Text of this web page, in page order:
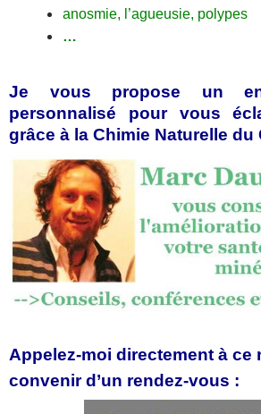
anosmie, l’agueusie, polypes
…
Je vous propose un
personnalisé pour vous
grâce à la Chimie Naturelle du
Appelez-moi directement à ce
convenir d’un rendez-vous :